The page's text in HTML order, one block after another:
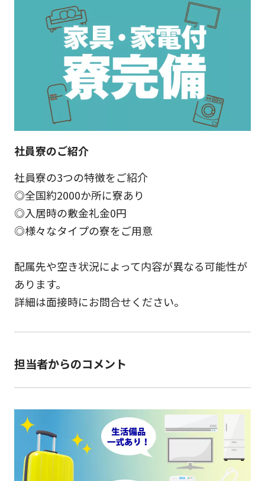
社員寮のご紹介
社員寮の3つの特徴をご紹介
◎全国約2000か所に寮あり
◎入居時の敷金礼金0円
◎様々なタイプの寮をご用意
配属先や空き状況によって内容が異なる可能性が
あります。
詳細は面接時にお問合せください。
担当者からのコメント